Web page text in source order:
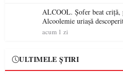
ALCOOL. Șofer beat
Alcoolemie uriașă
acum 1 zi
ULTIMELE ȘTIRI